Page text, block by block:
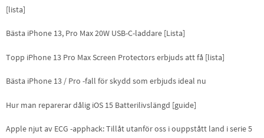
[lista]
Bästa iPhone 13, Pro Max 20W USB-C-laddare [Lista]
Topp iPhone 13 Pro Max Screen Protectors erbjuds att få [lista]
Bästa iPhone 13 / Pro -fall för skydd som erbjuds ideal nu
Hur man reparerar dålig iOS 15 Batterilivslängd [guide]
Apple njut av ECG -apphack: Tillåt utanför oss i ouppstått land i serie 5